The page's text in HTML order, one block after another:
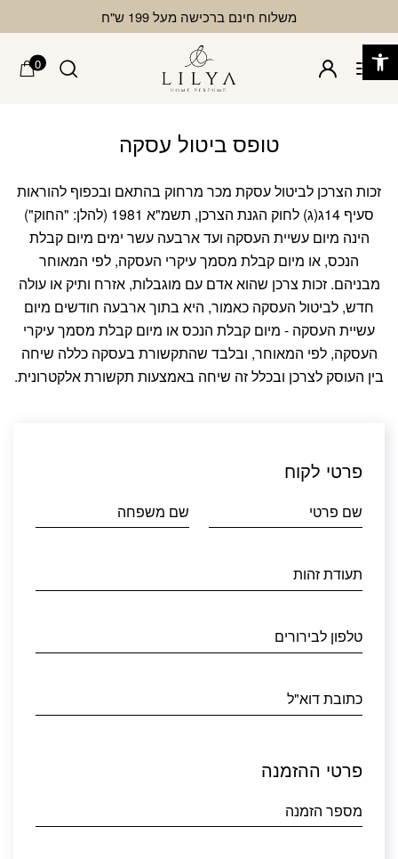
משלוח חינם ברכישה מעל 199 ש"ח
0
טופס ביטול עסקה
זכות הצרכן לביטול עסקת מכר מרחוק בהתאם ובכפוף להוראות
סעיף 14ג(ג) לחוק הגנת הצרכן, תשמ"א 1981 (להלן: "החוק")
הינה מיום עשיית העסקה ועד ארבעה עשר ימים מיום קבלת
הנכס, או מיום קבלת מסמך עיקרי העסקה, לפי המאוחר
מבניהם. זכות צרכן שהוא אדם עם מוגבלות, אזרח ותיק או עולה
חדש, לביטול העסקה כאמור, היא בתוך ארבעה חודשים מיום
עשיית העסקה - מיום קבלת הנכס או מיום קבלת מסמך עיקרי
העסקה, לפי המאוחר, ובלבד שהתקשורת בעסקה כללה שיחה
בין העוסק לצרכן ובכלל זה שיחה באמצעות תקשורת אלקטרונית.
פרטי לקוח
שם פרטי שם משפחה
תעודת זהות
טלפון לבירורים
כתובת דוא"ל
פרטי ההזמנה
מספר הזמנה
פתח סרגל נגישות